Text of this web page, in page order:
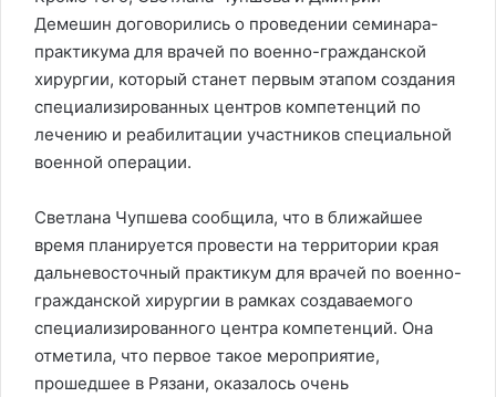
Демешин договорились о проведении семинара-
практикума для врачей по военно-гражданской
хирургии, который станет первым этапом создания
специализированных центров компетенций по
лечению и реабилитации участников специальной
военной операции.
Светлана Чупшева сообщила, что в ближайшее
время планируется провести на территории края
дальневосточный практикум для врачей по военно-
гражданской хирургии в рамках создаваемого
специализированного центра компетенций. Она
отметила, что первое такое мероприятие,
прошедшее в Рязани, оказалось очень